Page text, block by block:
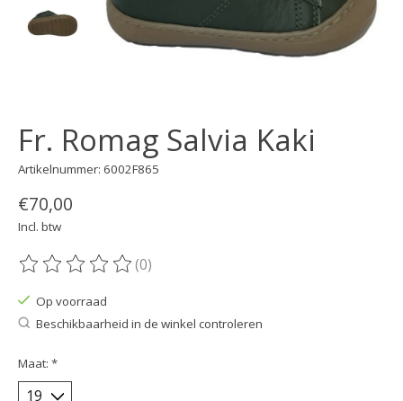
Fr. Romag Salvia Kaki
Artikelnummer: 6002F865
€70,00
Incl. btw
De beoordeling van dit product is
(0)
Op voorraad
Beschikbaarheid in de winkel controleren
Maat: *